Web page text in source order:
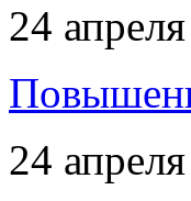
24
24